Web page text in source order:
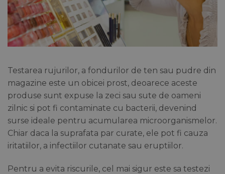
Testarea rujurilor, a fondurilor de ten sau pudre din
magazine este un obicei prost, deoarece aceste
produse sunt expuse la zeci sau sute de oameni
zilnic si pot fi contaminate cu bacterii, devenind
surse ideale pentru acumularea microorganismelor.
Chiar daca la suprafata par curate, ele pot fi cauza
iritatiilor, a infectiilor cutanate sau eruptiilor.
Pentru a evita riscurile, cel mai sigur este sa testezi